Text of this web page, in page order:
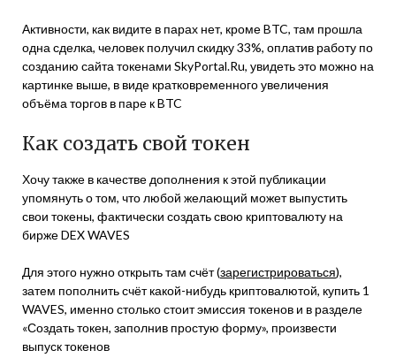
Активности, как видите в парах нет, кроме BTC, там прошла
одна сделка, человек получил скидку 33%, оплатив работу по
созданию сайта токенами SkyPortal.Ru, увидеть это можно на
картинке выше, в виде кратковременного увеличения
объёма торгов в паре к BTC
Как создать свой токен
Хочу также в качестве дополнения к этой публикации
упомянуть о том, что любой желающий может выпустить
свои токены, фактически создать свою криптовалюту на
бирже DEX WAVES
Для этого нужно открыть там счёт (зарегистрироваться),
затем пополнить счёт какой-нибудь криптовалютой, купить 1
WAVES, именно столько стоит эмиссия токенов и в разделе
«Создать токен, заполнив простую форму», произвести
выпуск токенов